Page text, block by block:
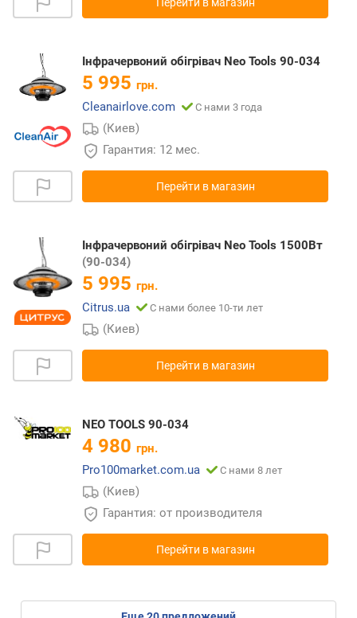
Інфрачервоний обігрівач Neo Tools 90-034
5 995 грн.
Cleanairlove.com
С нами 3 года
(Киев)
Гарантия: 12 мес.
Перейти в магазин
Інфрачервоний обігрівач Neo Tools 1500Вт
(90-034)
5 995 грн.
Citrus.ua
С нами более 10-ти лет
(Киев)
Перейти в магазин
NEO TOOLS 90-034
4 980 грн.
Pro100market.com.ua
С нами 8 лет
(Киев)
Гарантия: от производителя
Перейти в магазин